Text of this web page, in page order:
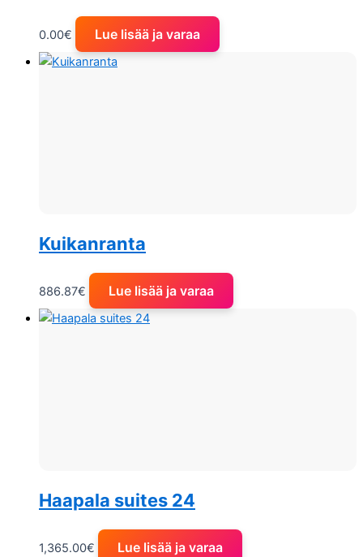
0.00€ Lue lisää ja varaa
Kuikanranta
886.87€ Lue lisää ja varaa
Haapala suites 24
1,365.00€ Lue lisää ja varaa